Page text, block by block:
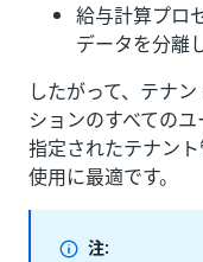
給与計算プロ
データを分離
したがって、テナ
ションのすべての
指定されたテナン
使用に最適です。
注: